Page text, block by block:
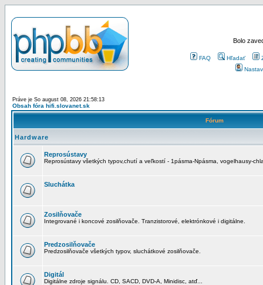
Bolo
FAQ Hľadať
Práve je So august 08, 2026 21:58:13
Obsah fóra hifi.slovanet.sk
Fórum
Hardware
Reprosústavy
Reprosústavy všetkých typov,chutí a veľkostí - 1pásma-Npásma, vogelhausy-
Sluchátka
Zosilňovače
Integrované i koncové zosilňovače. Tranzistorové, elektrónkové i digitálne.
Predzosilňovače
Predzosilňovače všetkých typov, sluchátkové zosilňovače.
Digitál
Digitálne zdroje signálu. CD, SACD, DVD-A, Minidisc, atď...